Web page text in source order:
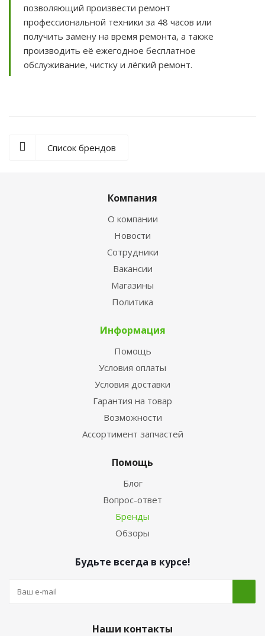
позволяющий произвести ремонт
профессиональной техники за 48 часов или
получить замену на время ремонта, а также
производить её ежегодное бесплатное
обслуживание, чистку и лёгкий ремонт.
Список брендов
Компания
О компании
Новости
Сотрудники
Вакансии
Магазины
Политика
Информация
Помощь
Условия оплаты
Условия доставки
Гарантия на товар
Возможности
Ассортимент запчастей
Помощь
Блог
Вопрос-ответ
Бренды
Обзоры
Будьте всегда в курсе!
Наши контакты